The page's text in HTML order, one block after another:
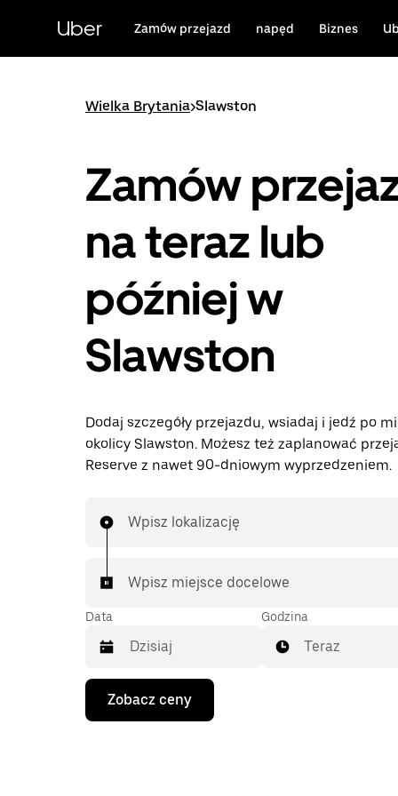
zawartości
Uber Zamów przejazd napęd Biznes
Wielka Brytania>Slawston
Zamów
na teraz lub
później w
Slawston
Dodaj szczegóły przejazdu, wsiadaj i jedź po
okolicy Slawston. Możesz też zaplanować
Reserve z nawet 90-dniowym wyprzedzeniem.
Wpisz lokalizację
Wpisz miejsce docelowe
Data
Naciśnij
klawisz
strzałki
Godzina
Teraz
Zobacz ceny